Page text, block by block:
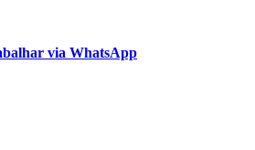
via WhatsApp